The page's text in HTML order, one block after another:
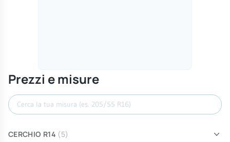
Prezzi e misure
Cerca misura
CERCHIO R14 (5)